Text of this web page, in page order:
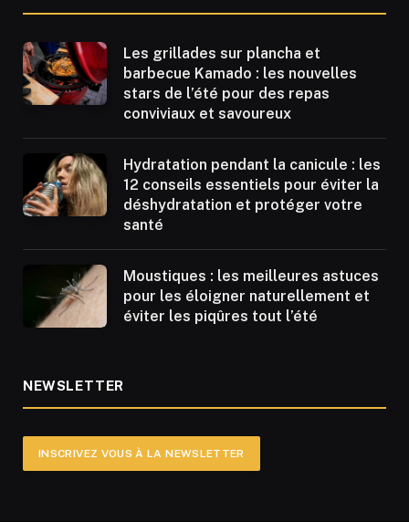
Les grillades sur plancha et
barbecue Kamado : les nouvelles
stars de l’été pour des repas
conviviaux et savoureux
Hydratation pendant la canicule : les
12 conseils essentiels pour éviter la
déshydratation et protéger votre
santé
Moustiques : les meilleures astuces
pour les éloigner naturellement et
éviter les piqûres tout l’été
NEWSLETTER
INSCRIVEZ VOUS À LA NEWSLETTER